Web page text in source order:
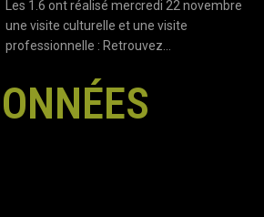
Les 1.6 ont réalisé mercredi 22 novembre
une visite culturelle et une visite
professionnelle : Retrouvez…